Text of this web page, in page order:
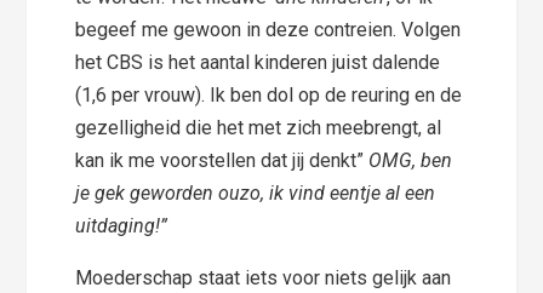
begeef me gewoon in deze contreien. Volgen
het CBS is het aantal kinderen juist dalende
(1,6 per vrouw). Ik ben dol op de reuring en de
gezelligheid die het met zich meebrengt, al
kan ik me voorstellen dat jij denkt” OMG, ben
je gek geworden ouzo, ik vind eentje al een
uitdaging!”
Moederschap staat iets voor niets gelijk aan